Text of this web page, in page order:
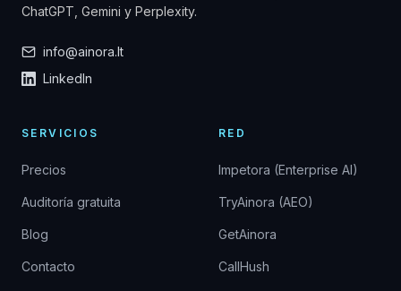
ChatGPT, Gemini y Perplexity.
info@ainora.lt
LinkedIn
SERVICIOS
Precios
Auditoría gratuita
Blog
Contacto
RED
Impetora (Enterprise AI)
TryAinora (AEO)
GetAinora
CallHush